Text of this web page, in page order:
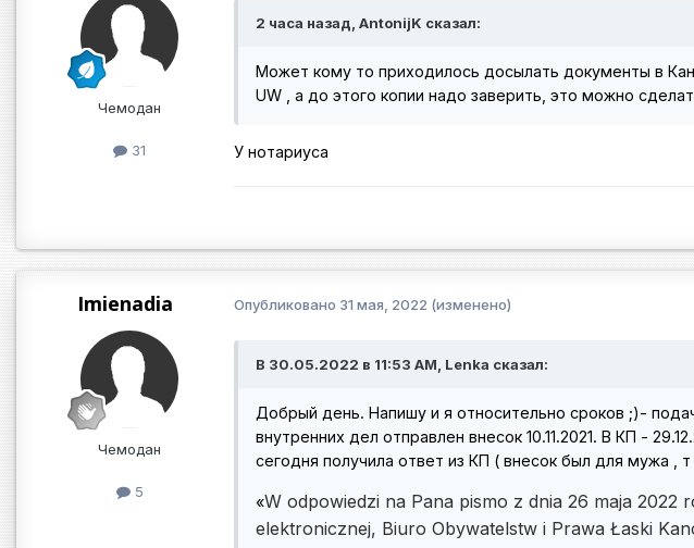
Чемодан
31
2 часа назад, AntonijK сказал:
Может кому то приходилось досылать документы в
UW , а до этого копии надо заверить, это можно
У нотариуса
Imienadia
Чемодан
5
Опубликовано 31 мая, 2022 (изменено)
В 30.05.2022 в 11:53 AM, Lenka сказал:
Добрый день. Напишу и я относительно сроков ;)-
внутренних дел отправлен внесок 10.11.2021. В КП -
сегодня получила ответ из КП ( внесок был для мужа ,
«W odpowiedzi na Pana pismo z dnia 26 maja 2022
elektronicznej, Biuro Obywatelstw i Prawa Łaski